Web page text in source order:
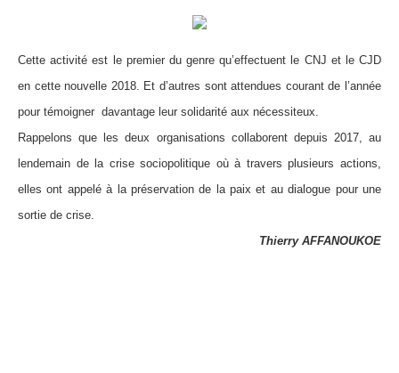
Cette activité est le premier du genre qu’effectuent le CNJ et le CJD
en cette nouvelle 2018. Et d’autres sont attendues courant de l’année
pour témoigner davantage leur solidarité aux nécessiteux.
Rappelons que les deux organisations collaborent depuis 2017, au
lendemain de la crise sociopolitique où à travers plusieurs actions,
elles ont appelé à la préservation de la paix et au dialogue pour une
sortie de crise.
Thierry AFFANOUKOE